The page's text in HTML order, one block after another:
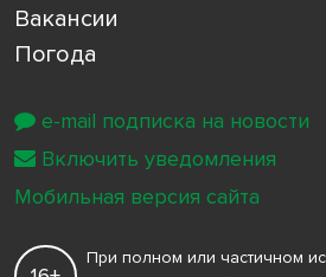
Вакансии
Погода
При полном или частичном
e-mail подписка на новости
Включить уведомления
Мобильная версия сайта